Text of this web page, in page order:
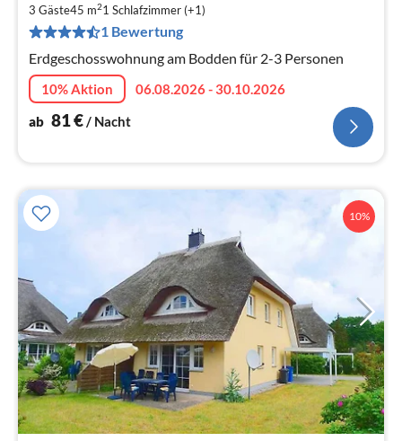
3 Gäste45 m21 Schlafzimmer (+1)
1 Bewertung
Erdgeschosswohnung am Bodden für 2-3 Personen
10% Aktion
06.08.2026 - 30.10.2026
ab 81€/ Nacht
10%